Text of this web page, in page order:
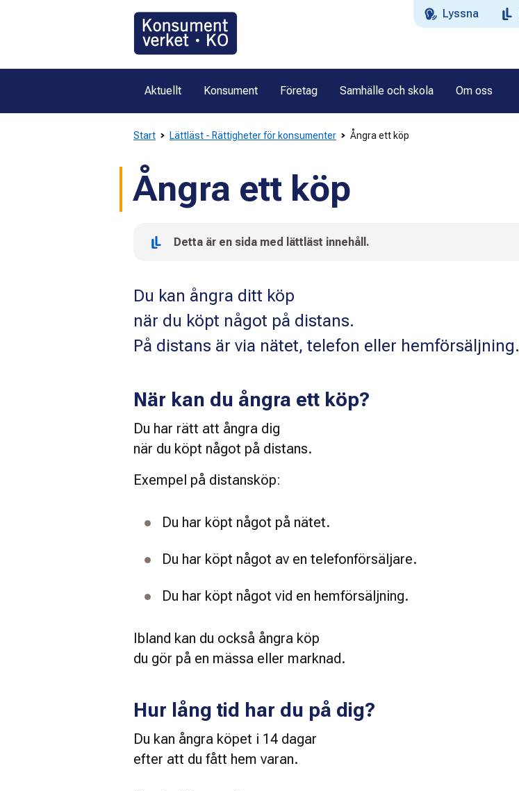
Lyssna
Aktuellt Konsument Företag Samhälle och skola Om oss
Start Lättläst - Rättigheter för konsumenter Ångra ett köp
Ångra ett köp
Detta är en sida med lättläst innehåll.
Du kan ångra ditt köp
när du köpt något på distans.
På distans är via nätet, telefon eller hemförsäljning.
När kan du ångra ett köp?
Du har rätt att ångra dig
när du köpt något på distans.
Exempel på distansköp:
Du har köpt något på nätet.
Du har köpt något av en telefonförsäljare.
Du har köpt något vid en hemförsäljning.
Ibland kan du också ångra köp
du gör på en mässa eller marknad.
Hur lång tid har du på dig?
Du kan ångra köpet i 14 dagar
efter att du fått hem varan.